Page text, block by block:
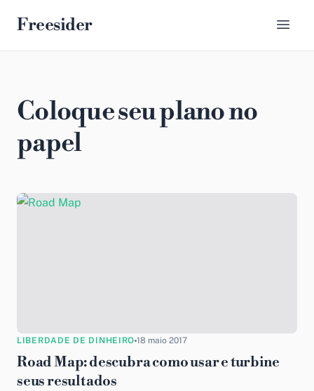
Freesider
Coloque seu plano no
papel
LIBERDADE DE DINHEIRO 18 maio 2017
Road Map: descubra como usar e turbine
seus resultados